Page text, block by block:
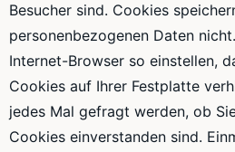
Besucher sind. Cookies
personenbezogenen Daten
Internet-Browser so einstellen,
Cookies auf Ihrer Festplatte
jedes Mal gefragt werden, ob
Cookies einverstanden sind.